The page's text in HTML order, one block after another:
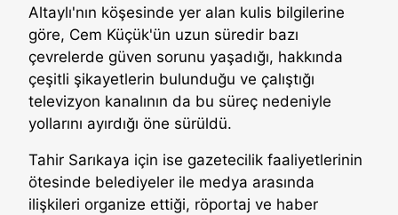
Altaylı'nın köşesinde yer alan kulis bilgilerine
göre, Cem Küçük'ün uzun süredir bazı
çevrelerde güven sorunu yaşadığı, hakkında
çeşitli şikayetlerin bulunduğu ve çalıştığı
televizyon kanalının da bu süreç nedeniyle
yollarını ayırdığı öne sürüldü.
Tahir Sarıkaya için ise gazetecilik faaliyetlerinin
ötesinde belediyeler ile medya arasında
ilişkileri organize ettiği, röportaj ve haber